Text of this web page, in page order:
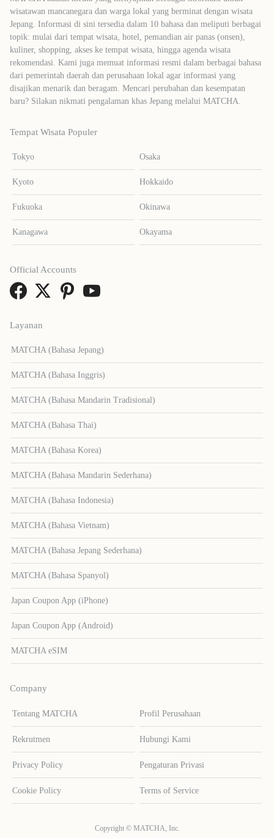
wisatawan mancanegara dan warga lokal yang berminat dengan wisata
Jepang. Informasi di sini tersedia dalam 10 bahasa dan meliputi berbagai
topik: mulai dari tempat wisata, hotel, pemandian air panas (onsen),
kuliner, shopping, akses ke tempat wisata, hingga agenda wisata
rekomendasi. Kami juga memuat informasi resmi dalam berbagai bahasa
dari pemerintah daerah dan perusahaan lokal agar informasi yang
disajikan menarik dan beragam. Mencari perubahan dan kesempatan
baru? Silakan nikmati pengalaman khas Jepang melalui MATCHA.
Tempat Wisata Populer
Tokyo Osaka
Kyoto Hokkaido
Fukuoka Okinawa
Kanagawa Okayama
Layanan
MATCHA (Bahasa Jepang)
MATCHA (Bahasa Inggris)
MATCHA (Bahasa Mandarin Tradisional)
MATCHA (Bahasa Thai)
MATCHA (Bahasa Korea)
MATCHA (Bahasa Mandarin Sederhana)
MATCHA (Bahasa Indonesia)
MATCHA (Bahasa Vietnam)
MATCHA (Bahasa Jepang Sederhana)
MATCHA (Bahasa Spanyol)
Japan Coupon App (iPhone)
Japan Coupon App (Android)
MATCHA eSIM
Company
Tentang MATCHA Profil Perusahaan
Rekrutmen Hubungi Kami
Privacy Policy Pengaturan Privasi
Cookie Policy Terms of Service
Official Accounts
Copyright © MATCHA, Inc.